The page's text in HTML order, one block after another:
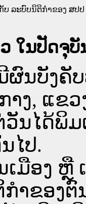
ລະບົບນິຕິກຳຂອງ ສປປ
ໃນປັດຈຸ
ນບັງຄັ
າງ, ແຂ
ນໄດ້ພິມ
ໄປ.
ມືອງ ຫຼື
ກຳຂອງ